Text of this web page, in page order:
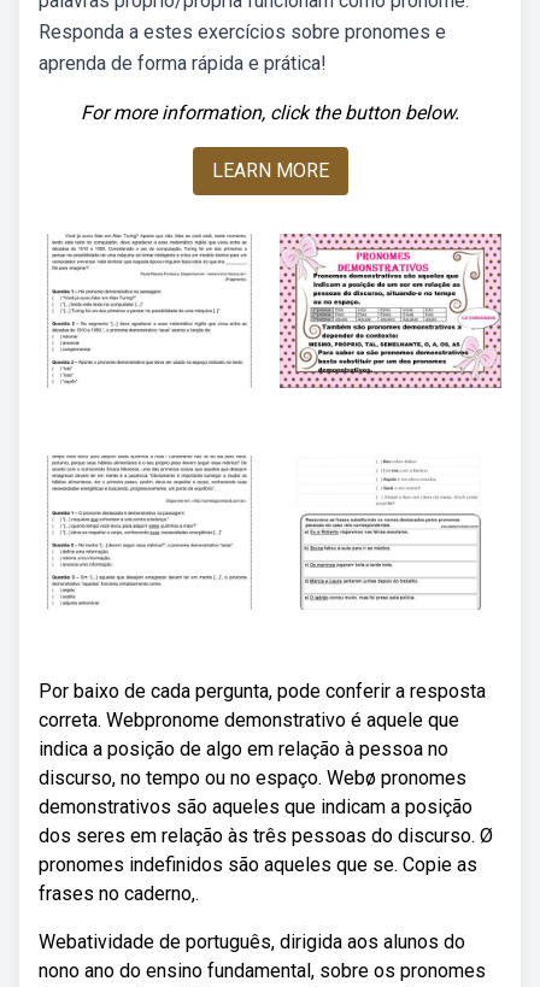
Responda a estes exercícios sobre pronomes e
aprenda de forma rápida e prática!
For more information, click the button below.
LEARN MORE
Por baixo de cada pergunta, pode conferir a resposta
correta. Webpronome demonstrativo é aquele que
indica a posição de algo em relação à pessoa no
discurso, no tempo ou no espaço. Webø pronomes
demonstrativos são aqueles que indicam a posição
dos seres em relação às três pessoas do discurso. Ø
pronomes indefinidos são aqueles que se. Copie as
frases no caderno,.
Webatividade de português, dirigida aos alunos do
nono ano do ensino fundamental, sobre os pronomes